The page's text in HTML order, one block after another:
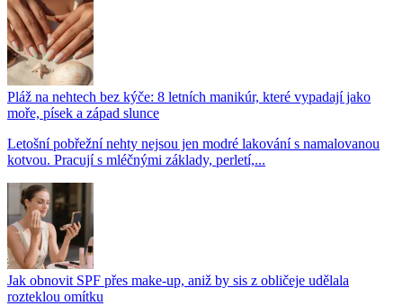
Pláž na nehtech bez kýče: 8 letních manikúr, které vypadají jako
moře, písek a západ slunce
Letošní pobřežní nehty nejsou jen modré lakování s namalovanou
kotvou. Pracují s mléčnými základy, perletí,...
Jak obnovit SPF přes make-up, aniž by sis z obličeje udělala
rozteklou omítku